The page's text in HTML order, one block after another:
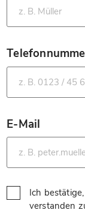
*
E-Mail
*
Ich
verstanden